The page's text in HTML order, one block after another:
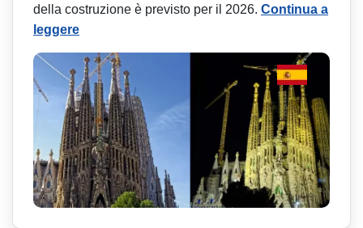
della costruzione è previsto per il 2026. Continua a
leggere